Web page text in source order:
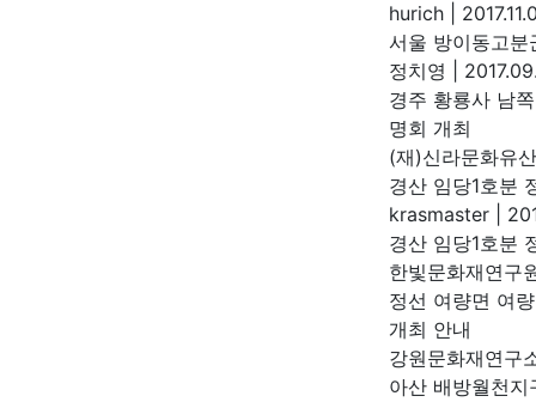
hurich
서울 방이동고
정치영
경주 황룡사 남
명회 개최
(재)신라문화유
경산 임당1호분
krasmaster
경산 임당1호분
한빛문화재연구
정선 여량면 여
개최 안내
강원문화재연구
아산 배방월천